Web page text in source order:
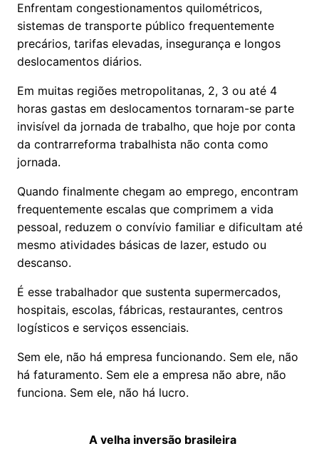
Enfrentam congestionamentos quilométricos,
sistemas de transporte público frequentemente
precários, tarifas elevadas, insegurança e longos
deslocamentos diários.
Em muitas regiões metropolitanas, 2, 3 ou até 4
horas gastas em deslocamentos tornaram-se parte
invisível da jornada de trabalho, que hoje por conta
da contrarreforma trabalhista não conta como
jornada.
Quando finalmente chegam ao emprego, encontram
frequentemente escalas que comprimem a vida
pessoal, reduzem o convívio familiar e dificultam até
mesmo atividades básicas de lazer, estudo ou
descanso.
É esse trabalhador que sustenta supermercados,
hospitais, escolas, fábricas, restaurantes, centros
logísticos e serviços essenciais.
Sem ele, não há empresa funcionando. Sem ele, não
há faturamento. Sem ele a empresa não abre, não
funciona. Sem ele, não há lucro.
A velha inversão brasileira